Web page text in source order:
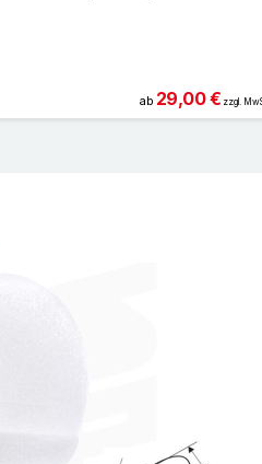
ab 29,00 € zzgl.